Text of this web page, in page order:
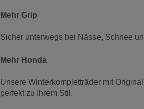
Mehr Grip
Sicher unterwegs bei Nässe, Schnee
Mehr Honda
Unsere Winterkompletträder mit
perfekt zu Ihrem Stil.